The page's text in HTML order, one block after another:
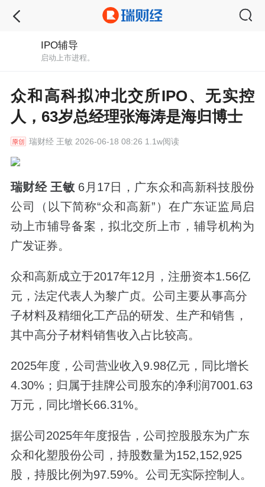
IPO辅导
启动上市进程。
众和高科拟冲北交所IPO、无实控
人，63岁总经理张海涛是海归博士
瑞财经王敏 2026-06-18 08:26 1.1w阅读
瑞财经 王敏 6月17日，广东众和高新科技股份
公司（以下简称“众和高新”）在广东证监局启
动上市辅导备案，拟北交所上市，辅导机构为
广发证券。
众和高新成立于2017年12月，注册资本1.56亿
元，法定代表人为黎广贞。公司主要从事高分
子材料及精细化工产品的研发、生产和销售，
其中高分子材料销售收入占比较高。
2025年度，公司营业收入9.98亿元，同比增长
4.30%；归属于挂牌公司股东的净利润7001.63
万元，同比增长66.31%。
据公司2025年年度报告，公司控股股东为广东
众和化塑股份公司，持股数量为152,152,925
股，持股比例为97.59%。公司无实际控制人。